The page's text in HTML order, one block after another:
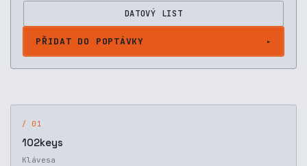
DATOVÝ LIST
PŘIDAT DO POPTÁVKY
/ 01
102keys
Klávesa